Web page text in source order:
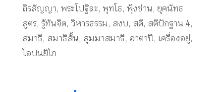
ถิรสัญญา, พระโปฐิละ, พุทโธ, ฟุ้งซ่าน, ยุคนัทธ
สูตร, รู้ทันจิต, วิหารธรรม, สงบ, สติ, สติปักฐาน 4,
สมาธิ, สมาธิสั้น, สุมมาสมาธิ, อาตาปี, เครื่องอยู่,
โอปนยิโก